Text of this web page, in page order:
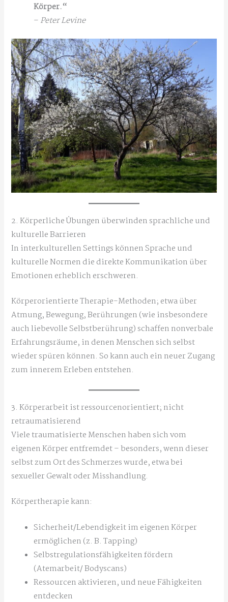
Körper.“
– Peter Levine
2. Körperliche Übungen überwinden sprachliche und
kulturelle Barrieren
In interkulturellen Settings können Sprache und
kulturelle Normen die direkte Kommunikation über
Emotionen erheblich erschweren.
Körperorientierte Therapie-Methoden; etwa über
Atmung, Bewegung, Berührungen (wie insbesondere
auch liebevolle Selbstberührung) schaffen nonverbale
Erfahrungsräume, in denen Menschen sich selbst
wieder spüren können. So kann auch ein neuer Zugang
zum innerem Erleben entstehen.
3. Körperarbeit ist ressourcenorientiert; nicht
retraumatisierend
Viele traumatisierte Menschen haben sich vom
eigenen Körper entfremdet – besonders, wenn dieser
selbst zum Ort des Schmerzes wurde, etwa bei
sexueller Gewalt oder Misshandlung.
Körpertherapie kann:
Sicherheit/Lebendigkeit im eigenen Körper
ermöglichen (z. B. Tapping)
Selbstregulationsfähigkeiten fördern
(Atemarbeit/ Bodyscans)
Ressourcen aktivieren, und neue Fähigkeiten
entdecken